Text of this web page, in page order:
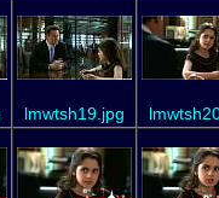
lmwtsh19.jpg